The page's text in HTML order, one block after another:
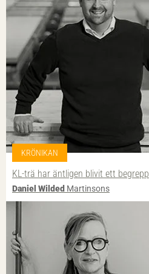
KRÖNIKAN
KL-trä har äntligen blivit ett begrepp
Daniel Wilded Martinsons